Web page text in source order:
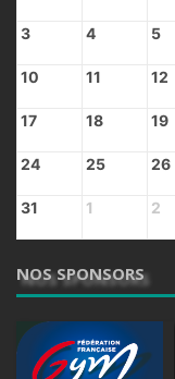
3 4 5
10 11 12
17 18 19
24 25 26
31 1 2
NOS SPONSORS